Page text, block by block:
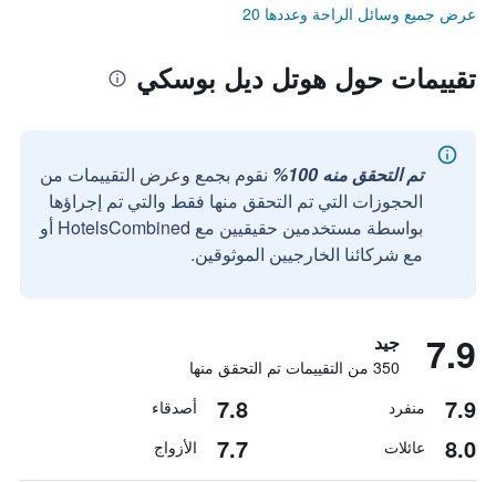
عرض جميع وسائل الراحة وعددها 20
تقييمات حول هوتل ديل بوسكي
تم التحقق منه 100%
نقوم بجمع وعرض التقييمات من
الحجوزات التي تم التحقق منها فقط والتي تم إجراؤها
بواسطة مستخدمين حقيقيين مع HotelsCombined أو
مع شركائنا الخارجيين الموثوقين.
7.9 جيد
350 من التقييمات تم التحقق منها
7.9 منفرد 7.8 أصدقاء
8.0 عائلات 7.7 الأزواج